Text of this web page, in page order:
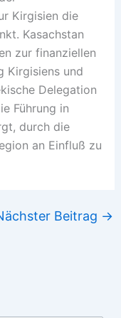
Kirgisien die
Kasachstan
zur finanziellen
Kirgisiens und
Delegation
Führung in
durch die
an Einfluß zu
Beitrag →